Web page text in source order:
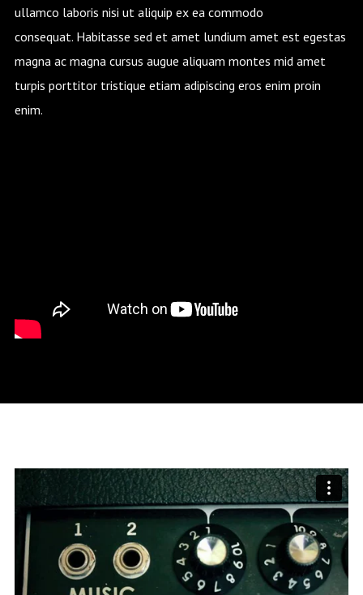
ullamco laboris nisi ut aliquip ex ea commodo
consequat. Habitasse sed et amet lundium amet est egestas
magna ac magna cursus augue aliquam montes mid amet
turpis porttitor tristique etiam adipiscing eros enim proin
enim.